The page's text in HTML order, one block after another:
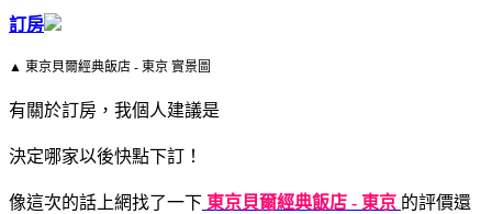
訂房
▲ 東京貝爾經典飯店 - 東京 實景圖
有關於訂房，我個人建議是
決定哪家以後快點下訂！
像這次的話上網找了一下 東京貝爾經典飯店 - 東京 的評價還